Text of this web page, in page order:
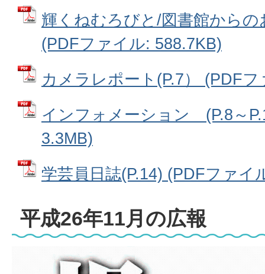
輝くねむろびと/図書館からの
(PDFファイル: 588.7KB)
カメラレポート(P.7） (PDF
インフォメーション (P.8～
3.3MB)
学芸員日誌(P.14) (PDFファイ
平成26年11月の広報